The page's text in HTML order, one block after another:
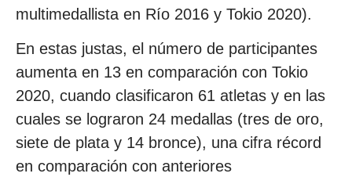
multimedallista en Río 2016 y Tokio 2020).
En estas justas, el número de participantes
aumenta en 13 en comparación con Tokio
2020, cuando clasificaron 61 atletas y en las
cuales se lograron 24 medallas (tres de oro,
siete de plata y 14 bronce), una cifra récord
en comparación con anteriores